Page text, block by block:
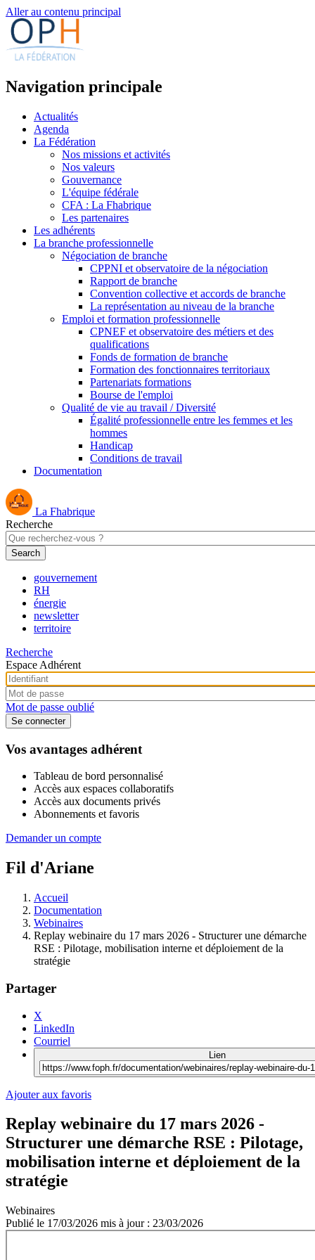
Aller au contenu principal
Navigation principale
Actualités
Agenda
La Fédération
Nos missions et activités
Nos valeurs
Gouvernance
L'équipe fédérale
CFA : La Fhabrique
Les partenaires
Les adhérents
La branche professionnelle
Négociation de branche
CPPNI et observatoire de la négociation
Rapport de branche
Convention collective et accords de branche
La représentation au niveau de la branche
Emploi et formation professionnelle
CPNEF et observatoire des métiers et des
qualifications
Fonds de formation de branche
Formation des fonctionnaires territoriaux
Partenariats formations
Bourse de l'emploi
Qualité de vie au travail / Diversité
Égalité professionnelle entre les femmes et les
hommes
Handicap
Conditions de travail
Documentation
La Fhabrique
Recherche
gouvernement
RH
énergie
newsletter
territoire
Recherche
Espace Adhérent
Mot de passe oublié
Vos avantages adhérent
Tableau de bord personnalisé
Accès aux espaces collaboratifs
Accès aux documents privés
Abonnements et favoris
Demander un compte
Fil d'Ariane
Accueil
Documentation
Webinaires
Replay webinaire du 17 mars 2026 - Structurer une démarche
RSE : Pilotage, mobilisation interne et déploiement de la
stratégie
Partager
X
LinkedIn
Courriel
Lien
Ajouter aux favoris
Replay webinaire du 17 mars 2026 -
Structurer une démarche RSE : Pilotage,
mobilisation interne et déploiement de la
stratégie
Webinaires
Publié le 17/03/2026 mis à jour : 23/03/2026